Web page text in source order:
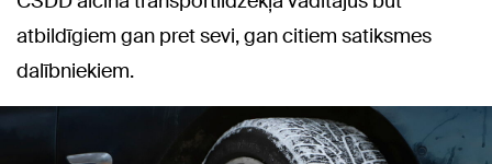
atbildīgiem gan pret sevi, gan citiem satiksmes
dalībniekiem.